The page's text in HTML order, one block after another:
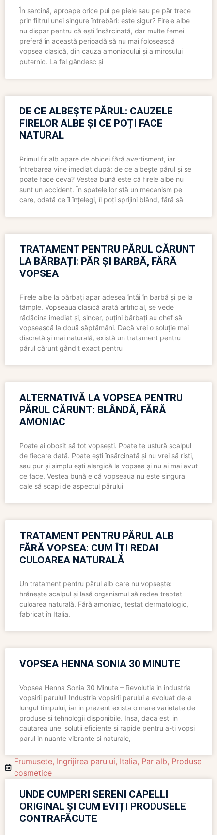
În sarcină, aproape orice pui pe piele sau pe păr trece
prin filtrul unei singure întrebări: este sigur? Firele albe
nu dispar pentru că ești însărcinată, dar multe femei
preferă în această perioadă să nu mai folosească
vopsea clasică, din cauza amoniacului și a mirosului
puternic. La fel gândesc și
DE CE ALBEȘTE PĂRUL: CAUZELE
FIRELOR ALBE ȘI CE POȚI FACE
NATURAL
Primul fir alb apare de obicei fără avertisment, iar
întrebarea vine imediat după: de ce albește părul și se
poate face ceva? Vestea bună este că firele albe nu
sunt un accident. În spatele lor stă un mecanism pe
care, odată ce îl înțelegi, îl poți sprijini blând, fără să
TRATAMENT PENTRU PĂRUL CĂRUNT
LA BĂRBAȚI: PĂR ȘI BARBĂ, FĂRĂ
VOPSEA
Firele albe la bărbați apar adesea întâi în barbă și pe la
tâmple. Vopseaua clasică arată artificial, se vede
rădăcina imediat și, sincer, puțini bărbați au chef să
vopsească la două săptămâni. Dacă vrei o soluție mai
discretă și mai naturală, există un tratament pentru
părul cărunt gândit exact pentru
ALTERNATIVĂ LA VOPSEA PENTRU
PĂRUL CĂRUNT: BLÂNDĂ, FĂRĂ
AMONIAC
Poate ai obosit să tot vopsești. Poate te ustură scalpul
de fiecare dată. Poate ești însărcinată și nu vrei să riști,
sau pur și simplu ești alergică la vopsea și nu ai mai avut
ce face. Vestea bună e că vopseaua nu este singura
cale să scapi de aspectul părului
TRATAMENT PENTRU PĂRUL ALB
FĂRĂ VOPSEA: CUM ÎȚI REDAI
CULOAREA NATURALĂ
Un tratament pentru părul alb care nu vopsește:
hrănește scalpul și lasă organismul să redea treptat
culoarea naturală. Fără amoniac, testat dermatologic,
fabricat în Italia.
VOPSEA HENNA SONIA 30 MINUTE
Vopsea Henna Sonia 30 Minute – Revolutia in industria
vopsirii parului! Industria vopsirii parului a evoluat de-a
lungul timpului, iar in prezent exista o mare varietate de
produse si tehnologii disponibile. Insa, daca esti in
cautarea unei solutii eficiente si rapide pentru a-ti vopsi
parul in nuante vibrante si naturale,
Frumusete, Ingrijirea parului, Italia, Par alb, Produse
cosmetice
UNDE CUMPERI SERENI CAPELLI
ORIGINAL ȘI CUM EVIȚI PRODUSELE
CONTRAFĂCUTE